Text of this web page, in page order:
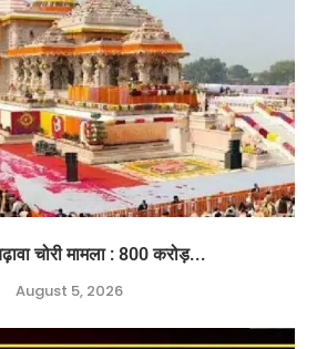
चोरी मामला : 800 करोड़...
August 5, 2026